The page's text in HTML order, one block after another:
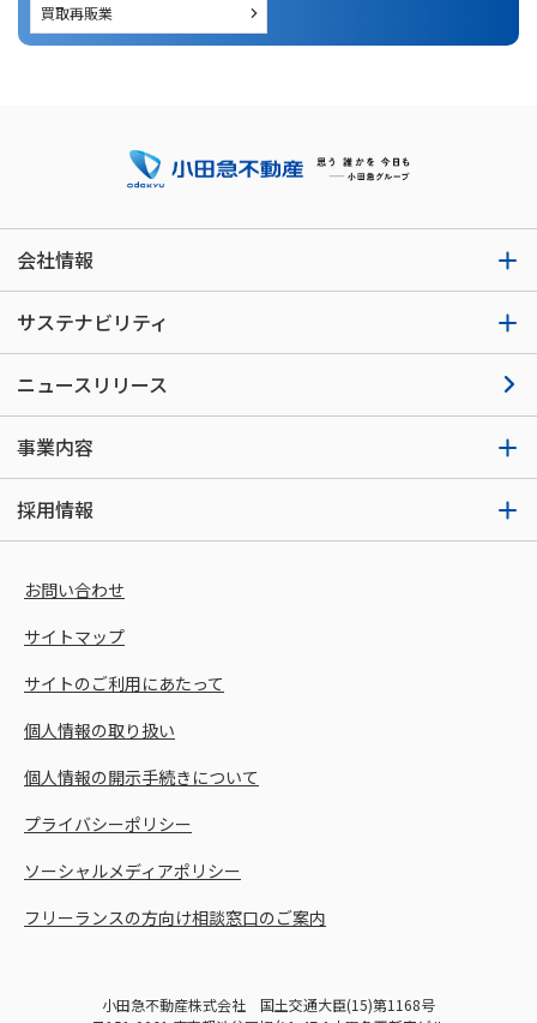
買取再販業
会社情報
サステナビリティ
ニュースリリース
事業内容
採用情報
お問い合わせ
サイトマップ
サイトのご利用にあたって
個人情報の取り扱い
個人情報の開示手続きについて
プライバシーポリシー
ソーシャルメディアポリシー
フリーランスの方向け相談窓口のご案内
小田急不動産株式会社 国土交通大臣(15)第1168号